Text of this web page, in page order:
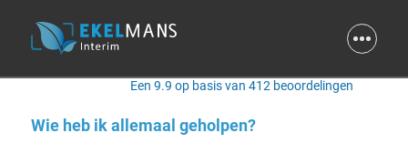
Wie heb ik allemaal geholpen?
9.9
Een 9.9 op basis van 412 beoordelingen